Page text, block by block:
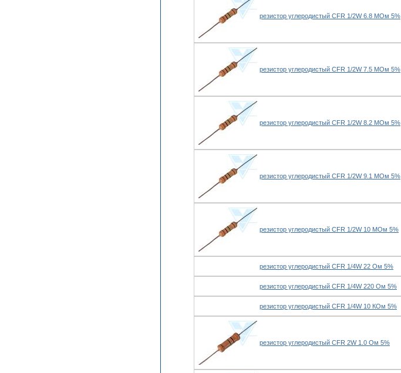
резистор углеродистый CFR 1/2W 6.8 МОм 5%
резистор углеродистый CFR 1/2W 7.5 МОм 5%
резистор углеродистый CFR 1/2W 8.2 МОм 5%
резистор углеродистый CFR 1/2W 9.1 МОм 5%
резистор углеродистый CFR 1/2W 10 МОм 5%
резистор углеродистый CFR 1/4W 22 Ом 5%
резистор углеродистый CFR 1/4W 220 Ом 5%
резистор углеродистый CFR 1/4W 10 КОм 5%
резистор углеродистый CFR 2W 1.0 Ом 5%